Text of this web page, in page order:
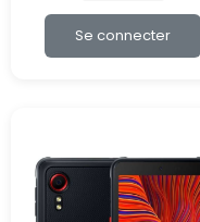
Se connecter